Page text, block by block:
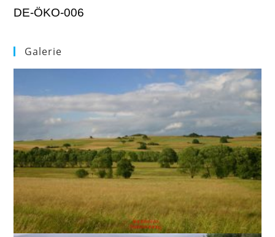
DE-ÖKO-006
Galerie